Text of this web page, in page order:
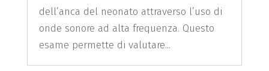
dell’anca del neonato attraverso l’uso di
onde sonore ad alta frequenza. Questo
esame permette di valutare...